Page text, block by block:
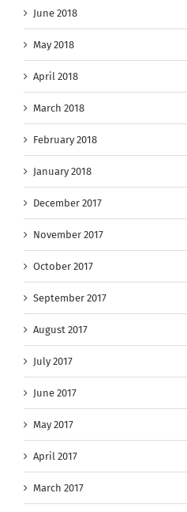
June 2018
May 2018
April 2018
March 2018
February 2018
January 2018
December 2017
November 2017
October 2017
September 2017
August 2017
July 2017
June 2017
May 2017
April 2017
March 2017